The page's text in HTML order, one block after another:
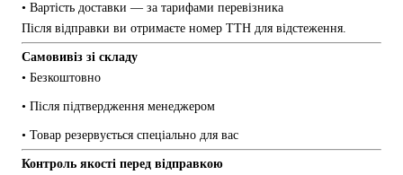
• Вартість доставки — за тарифами перевізника
Після відправки ви отримаєте номер ТТН для відстеження.
Самовивіз зі складу
• Безкоштовно
• Після підтвердження менеджером
• Товар резервується спеціально для вас
Контроль якості перед відправкою